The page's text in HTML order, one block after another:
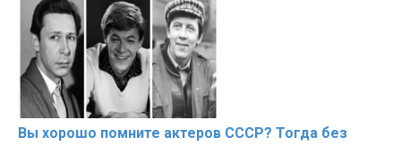
Вы хорошо помните актеров СССР? Тогда без